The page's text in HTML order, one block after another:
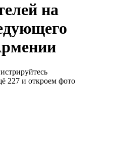
на
227 и откроем фото